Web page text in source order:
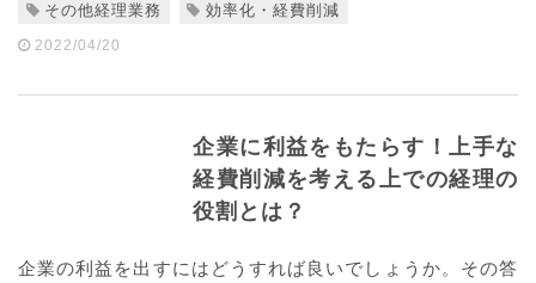
その他経理業務 効率化・経費削減
2022/04/20
企業に利益をもたらす！上手な
経費削減を考える上での経理の
役割とは？
企業の利益を出すにはどうすれば良いでしょうか。その答